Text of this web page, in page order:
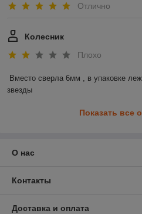
Отлично
Колесник
Плохо
Вместо сверла 6мм , в упаковке
звезды
Показать все
О нас
Контакты
Доставка и оплата